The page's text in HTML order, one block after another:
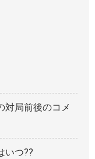
対局前後のコメ
いつ??